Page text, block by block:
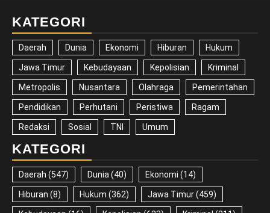
KATEGORI
Daerah Dunia Ekonomi Hiburan Hukum
Jawa Timur Kebudayaan Kepolisian Kriminal
Metropolis Nusantara Olahraga Pemerintahan
Pendidikan Perhutani Peristiwa Ragam
Redaksi Sosial TNI Umum
KATEGORI
Daerah (547) Dunia (40) Ekonomi (14)
Hiburan (8) Hukum (362) Jawa Timur(459)